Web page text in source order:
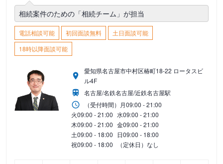
相続案件のための「相続チーム」が担当
電話相談可能 初回面談無料
土日面談可能
18時以降面談可能
愛知県名古屋市中村区椿町18-22 ロータスビ
ル4F
名古屋/名鉄名古屋/近鉄名古屋駅
（受付時間） 月09:00 - 21:00
火09:00 - 21:00 水09:00 - 21:00
木09:00 - 21:00 金09:00 - 21:00
土09:00 - 18:00 日09:00 - 18:00
祝09:00 - 18:00 （定休日）なし